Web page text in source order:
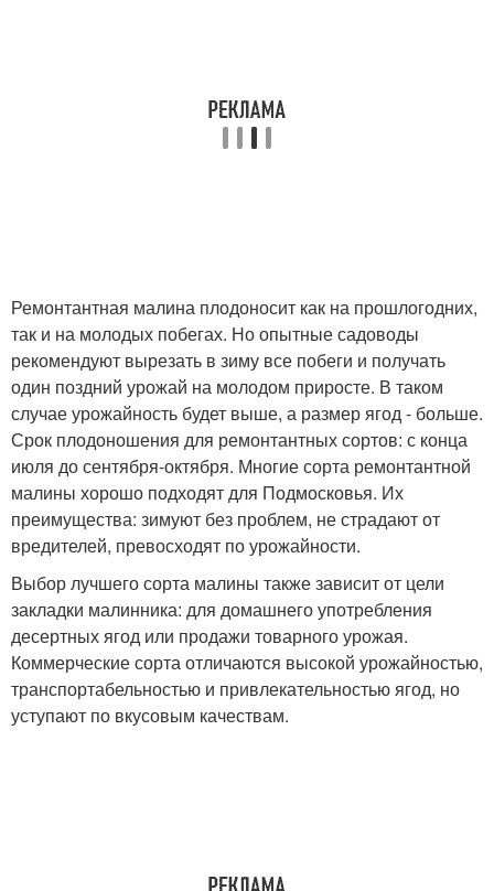
Ремонтантная малина плодоносит как на прошлогодних,
так и на молодых побегах. Но опытные садоводы
рекомендуют вырезать в зиму все побеги и получать
один поздний урожай на молодом приросте. В таком
случае урожайность будет выше, а размер ягод - больше.
Срок плодоношения для ремонтантных сортов: с конца
июля до сентября-октября. Многие сорта ремонтантной
малины хорошо подходят для Подмосковья. Их
преимущества: зимуют без проблем, не страдают от
вредителей, превосходят по урожайности.
Выбор лучшего сорта малины также зависит от цели
закладки малинника: для домашнего употребления
десертных ягод или продажи товарного урожая.
Коммерческие сорта отличаются высокой урожайностью,
транспортабельностью и привлекательностью ягод, но
уступают по вкусовым качествам.